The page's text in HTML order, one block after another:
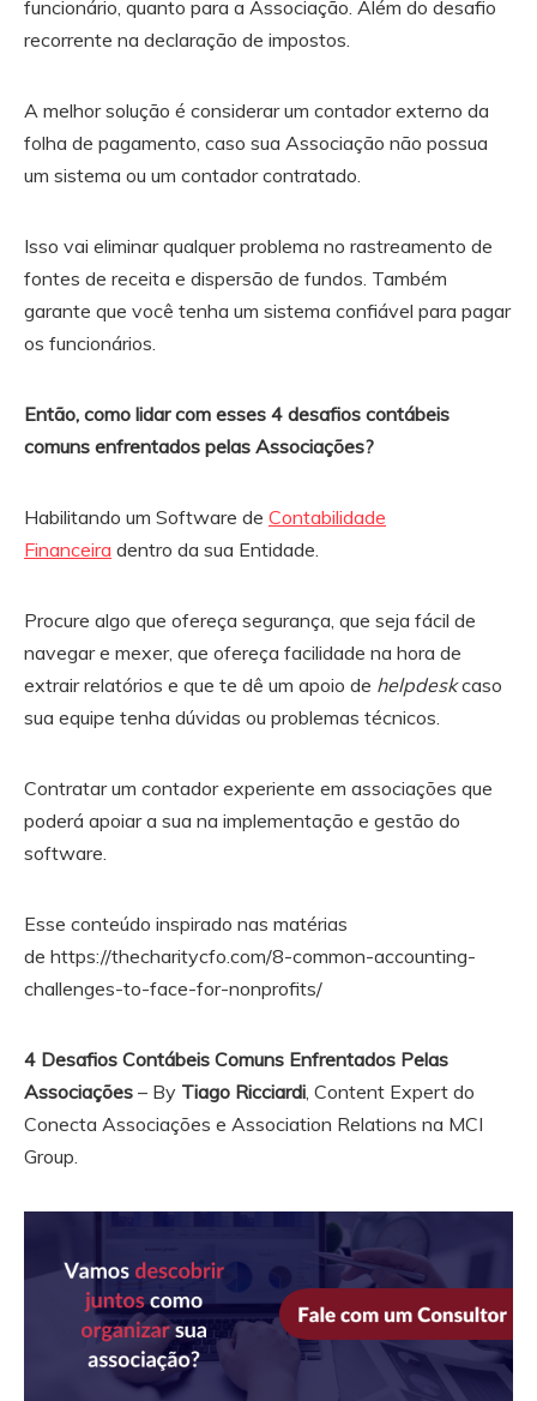
funcionário, quanto para a Associação. Além do desafio
recorrente na declaração de impostos.
A melhor solução é considerar um contador externo da
folha de pagamento, caso sua Associação não possua
um sistema ou um contador contratado.
Isso vai eliminar qualquer problema no rastreamento de
fontes de receita e dispersão de fundos. Também
garante que você tenha um sistema confiável para pagar
os funcionários.
Então, como lidar com esses 4 desafios contábeis
comuns enfrentados pelas Associações?
Habilitando um Software de Contabilidade
Financeira dentro da sua Entidade.
Procure algo que ofereça segurança, que seja fácil de
navegar e mexer, que ofereça facilidade na hora de
extrair relatórios e que te dê um apoio de helpdeskcaso
sua equipe tenha dúvidas ou problemas técnicos.
Contratar um contador experiente em associações que
poderá apoiar a sua na implementação e gestão do
software.
Esse conteúdo inspirado nas matérias
de https://thecharitycfo.com/8-common-accounting-
challenges-to-face-for-nonprofits/
4 Desafios Contábeis Comuns Enfrentados Pelas
Associações – By Tiago Ricciardi, Content Expert do
Conecta Associações e Association Relations na MCI
Group.